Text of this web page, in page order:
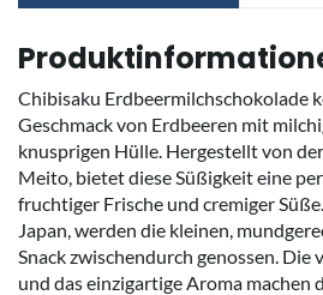
Chibisaku Erdbeermilchschokolade
Geschmack von Erdbeeren mit
knusprigen Hülle. Hergestellt von
Meito, bietet diese Süßigkeit eine
fruchtiger Frische und cremiger
Japan, werden die kleinen,
Snack zwischendurch genossen. Die
und das einzigartige Aroma machen